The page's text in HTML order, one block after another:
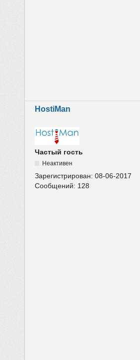
HostiMan
Частый гость
Неактивен
Зарегистрирован:08-06-2017
Сообщений: 128